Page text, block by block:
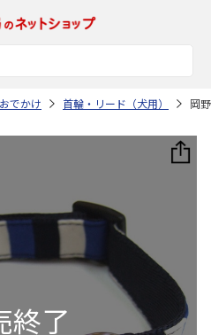
でかけ 首輪・リード（犬用） 岡